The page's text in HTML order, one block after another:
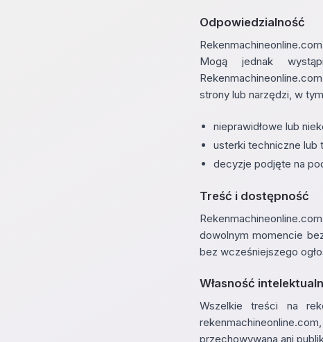
Odpowiedzialność
Mogą jednak
strony lub narzędzi, w
nieprawidłowe lub
usterki techniczne lub
decyzje podjęte na
Treść i dostępność
dowolnym momencie
bez wcześniejszego
Własność
Wszelkie treści na
przechowywana ani